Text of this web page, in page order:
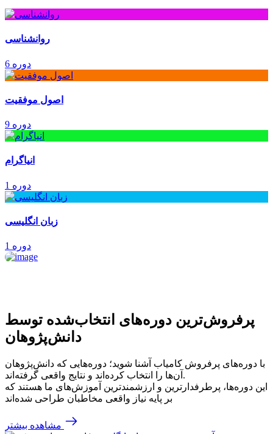
روانشناسی
6 دوره
اصول موفقیت
9 دوره
انیاگرام
1 دوره
زبان انگلیسی
1 دوره
پرفروش‌ترین‌ دوره‌های انتخاب‌شده توسط
دانش‌پژوهان
با دوره‌های پرفروش کامیاب آشنا شوید؛ دوره‌هایی که دانش‌پژوهان
آن‌ها را انتخاب کرده‌اند و نتایج واقعی گرفته‌اند.
این دوره‌ها، پرطرفدارترین و ارزشمندترین آموزش‌های ما هستند که
بر پایه نیاز واقعی مخاطبان طراحی شده‌اند
مشاهده بیشتر